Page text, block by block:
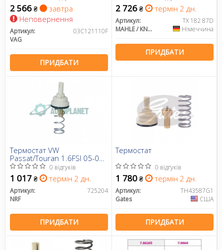
2 566 ₴
завтра
Неповернення
Артикул:
03C121110F
VAG
ПРИДБАТИ
2 726 ₴ термін 2 дн.
Артикул:
TX 182 87D
MAHLE / KNECHT
Німеччина
ПРИДБАТИ
Термостат VW
Passat/Touran 1.6FSI 05-08
(85 °C)
0 відгуків
1 017 ₴ термін 2 дн.
Артикул:
725204
NRF
ПРИДБАТИ
Термостат
0 відгуків
1 780 ₴ термін 2 дн.
Артикул:
TH43587G1
Gates
США
ПРИДБАТИ